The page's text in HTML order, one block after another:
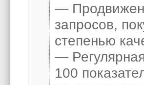
—
запросов,
степенью
—
100